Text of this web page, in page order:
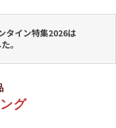
タイン特集2026は
。
グ